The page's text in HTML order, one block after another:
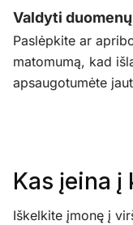
Valdyti
Paslėpkite ar
matomumą, kad
apsaugotumėte
Kas įeina į
Iškelkite įmonę į